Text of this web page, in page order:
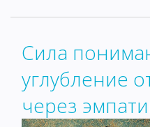
Сила
углубление
через